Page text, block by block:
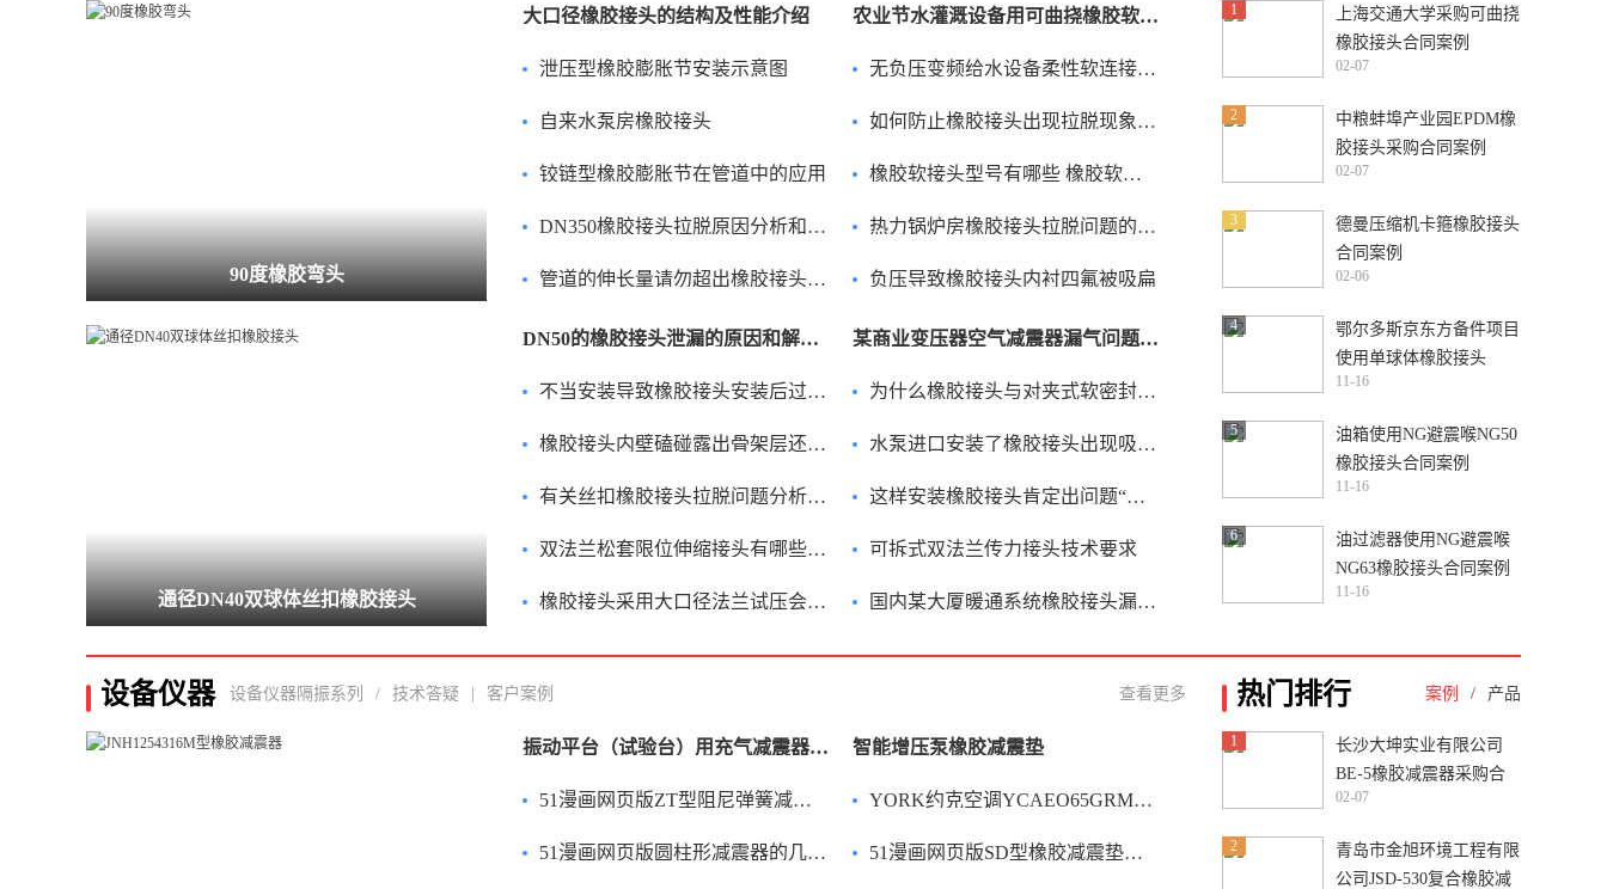
90度橡胶弯头
通径DN40双球体丝扣橡胶接头
大口径橡胶接头的结构及性能介绍 农业节水灌溉设备用可曲挠橡胶软接头
泄压型橡胶膨胀节安装示意图 无负压变频给水设备柔性软连接橡胶避震喉
自来水泵房橡胶接头 如何防止橡胶接头出现拉脱现象？
铰链型橡胶膨胀节在管道中的应用 橡胶软接头型号有哪些 橡胶软连接各型号价格
DN350橡胶接头拉脱原因分析和解决方法 热力锅炉房橡胶接头拉脱问题的原因和解决方法
管道的伸长量请勿超出橡胶接头本身的位移量 以免出现拉脱现象 负压导致橡胶接头内衬四氟被吸扁
DN50的橡胶接头泄漏的原因和解决方法 某商业变压器空气减震器漏气问题 空气减震器充不上气
不当安装导致橡胶接头安装后过度压缩 为什么橡胶接头与对夹式软密封蝶阀连接后出现泄漏现象？
橡胶接头内壁磕碰露出骨架层还能正常使用吗？ 水泵进口安装了橡胶接头出现吸扁现象怎么解决？
有关丝扣橡胶接头拉脱问题分析报告 这样安装橡胶接头肯定出问题“超位移”
双法兰松套限位伸缩接头有哪些技术要求？ 可拆式双法兰传力接头技术要求
橡胶接头采用大口径法兰试压会出现漏水现象！ 国内某大厦暖通系统橡胶接头漏水情况报告
1
上海交通大学采购可曲挠
橡胶接头合同案例
02-07
2
中粮蚌埠产业园EPDM橡
胶接头采购合同案例
02-07
3
德曼压缩机卡箍橡胶接头
合同案例
02-06
4
鄂尔多斯京东方备件项目
使用单球体橡胶接头
DN50/DN40/DN32-
例
11-16
5
油箱使用NG避震喉NG50
橡胶接头合同案例
11-16
6
油过滤器使用NG避震喉
NG63橡胶接头合同案例
11-16
设备仪器 设备仪器隔振系列 / 技术答疑 客户案例 查看更多
振动平台（试验台）用充气减震器效果好吗？ 智能增压泵橡胶减震垫
51漫画网页版ZT型阻尼弹簧减振器的优势与应用 YORK约克空调YCAEO65GRME50风冷热泵机组弹簧减震器
51漫画网页版圆柱形减震器的几种型号 51漫画网页版SD型橡胶减震垫的特性及应用
热门排行 案例 / 产品
1
长沙大坤实业有限公司
BE-5橡胶减震器采购合
同案例
02-07
2
青岛市金旭环境工程有限
公司JSD-530复合橡胶减